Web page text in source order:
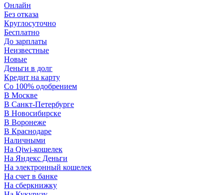
Онлайн
Без отказа
Круглосуточно
Бесплатно
До зарплаты
Неизвестные
Новые
Деньги в долг
Кредит на карту
Со 100% одобрением
В Москве
В Санкт-Петербурге
В Новосибирске
В Воронеже
В Краснодаре
Наличными
На Qiwi-кошелек
На Яндекс Деньги
На электронный кошелек
На счет в банке
На сберкнижку